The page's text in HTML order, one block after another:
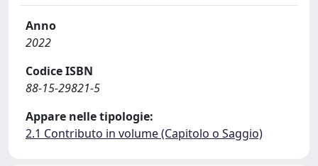
Anno
2022
Codice ISBN
88-15-29821-5
Appare nelle tipologie:
2.1 Contributo in volume (Capitolo o Saggio)